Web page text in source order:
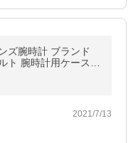
ズ腕時計 ブランド
ト 腕時計用ケース
水腕時計 時計メン
2021/7/13